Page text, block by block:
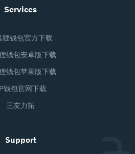
Services
狸钱包官方下载
钱包安卓版下载
钱包苹果版下载
钱包官网下载
三友力拓
Support